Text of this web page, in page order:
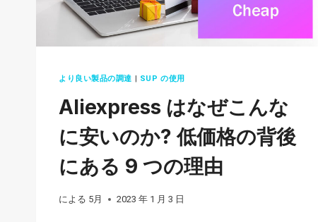
ビ
ジ
成
さ
せ
方
より良い製品の調達 | SUP の使用
Aliexpress はなぜこんな
に安いのか? 低価格の背後
にある 9 つの理由
による 5月 2023 年 1 月 3 日